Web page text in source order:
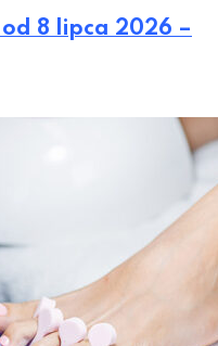
8 lipca 2026 –